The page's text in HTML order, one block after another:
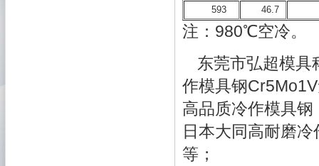
593
46.7
注：980℃空冷。
东莞市弘超模具
作模具钢
高品质冷作模具钢
日本大同高耐磨
等；